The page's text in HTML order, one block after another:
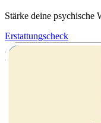
Stärke deine psychische
Erstattungscheck